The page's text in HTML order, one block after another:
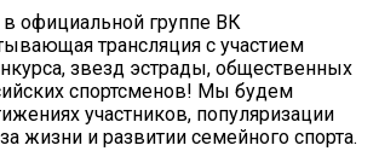
официальной группе ВК
трансляция с участием
звезд эстрады, общественных
спортсменов! Мы будем
участников, популяризации
жизни и развитии семейного спорта.